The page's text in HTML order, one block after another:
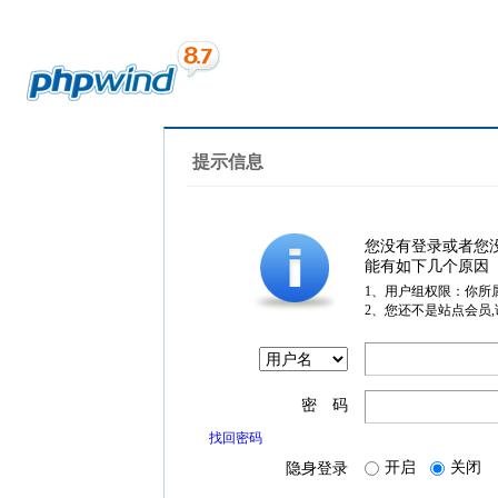
提示信息
您没有登录或者您
能有如下几个原因
1、用户组权限：你所
2、您还不是站点会员
密 码
找回密码
隐身登录 开启 关闭